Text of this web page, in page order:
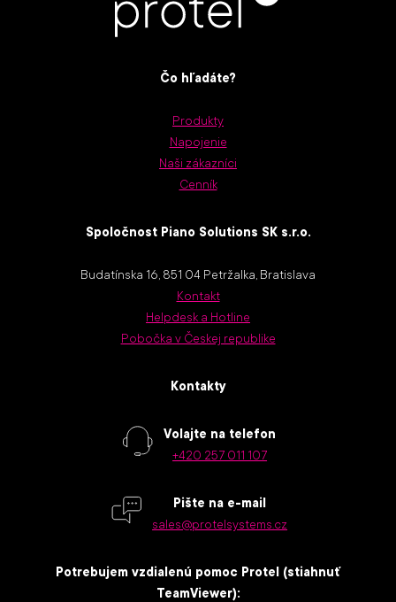
Čo hľadáte?
Produkty
Napojenie
Naši zákazníci
Cenník
Spoločnost Piano Solutions SK s.r.o.
Budatínska 16, 851 04 Petržalka, Bratislava
Kontakt
Helpdesk a Hotline
Pobočka v Českej republike
Kontakty
Volajte na telefon
+420 257 011 107
Pište na e-mail
sales@protelsystems.cz
Potrebujem vzdialenú pomoc Protel (stiahnuť
TeamViewer):